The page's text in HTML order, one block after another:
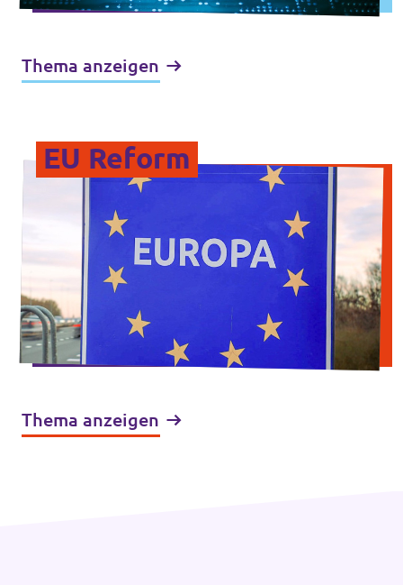
Thema anzeigen
EU Reform
Thema anzeigen